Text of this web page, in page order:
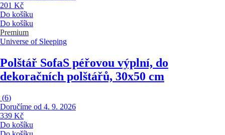
201 Kč
Do košíku
Do košíku
Premium
Universe of Sleeping
Polštář SofaS péřovou výplní, do
dekoračních polštářů, 30x50 cm
(6)
Doručíme od 4. 9. 2026
339 Kč
Do košíku